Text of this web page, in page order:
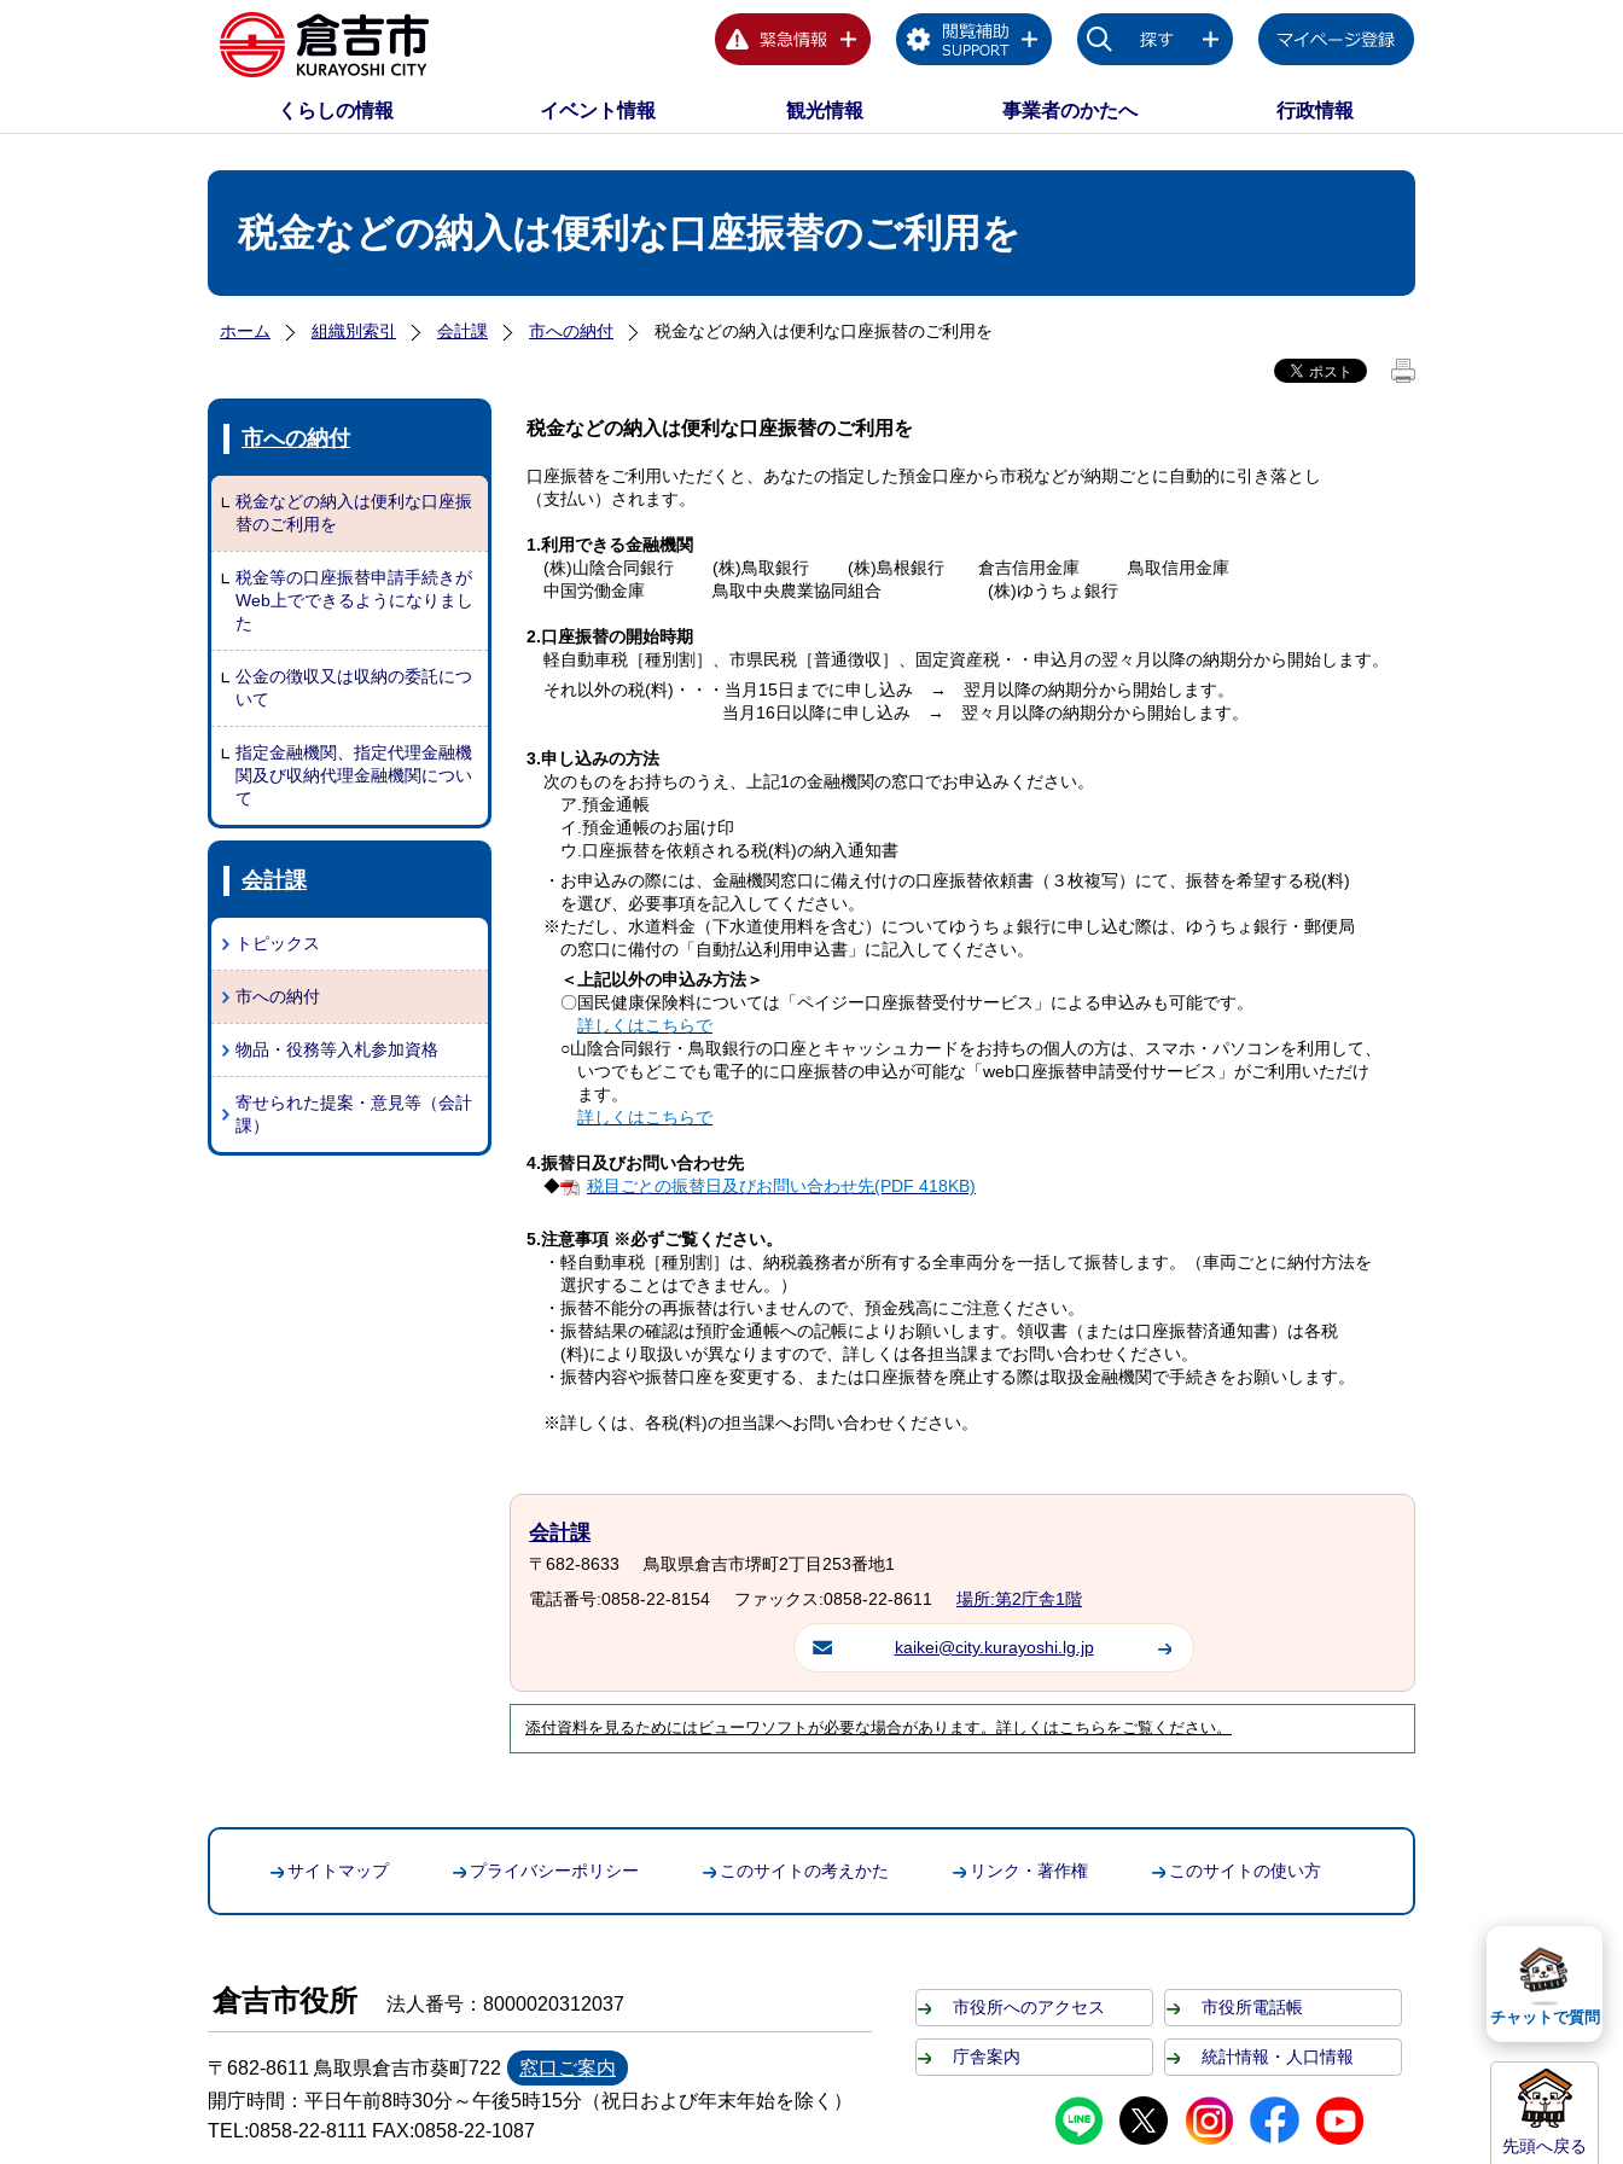
くらしの情報 イベント情報 観光情報 事業者のかたへ 行政情報
税金などの納入は便利な口座振替のご利用を
ホーム 組織別索引 会計課 市への納付 税金などの納入は便利な口座振替のご利用を
市への納付
税金などの納入は便利な口座振
替のご利用を
税金等の口座振替申請手続きが
Web上でできるようになりまし
た
公金の徴収又は収納の委託につ
いて
指定金融機関、指定代理金融機
関及び収納代理金融機関につい
て
会計課
トピックス
市への納付
物品・役務等入札参加資格
寄せられた提案・意見等（会計
課）
税金などの納入は便利な口座振替のご利用を
口座振替をご利用いただくと、あなたの指定した預金口座から市税などが納期ごとに自動的に引き落とし
（支払い）されます。
1.利用できる金融機関
(株)山陰合同銀行 (株)鳥取銀行 (株)島根銀行 倉吉信用金庫 鳥取信用金庫
中国労働金庫 鳥取中央農業協同組合 (株)ゆうちょ銀行
2.口座振替の開始時期
軽自動車税［種別割］、市県民税［普通徴収］、固定資産税・・申込月の翌々月以降の納期分から開始します。
それ以外の税(料)・・・当月15日までに申し込み → 翌月以降の納期分から開始します。
当月16日以降に申し込み → 翌々月以降の納期分から開始します。
3.申し込みの方法
次のものをお持ちのうえ、上記1の金融機関の窓口でお申込みください。
ア.預金通帳
イ.預金通帳のお届け印
ウ.口座振替を依頼される税(料)の納入通知書
・お申込みの際には、金融機関窓口に備え付けの口座振替依頼書（３枚複写）にて、振替を希望する税(料)
を選び、必要事項を記入してください。
※ただし、水道料金（下水道使用料を含む）についてゆうちょ銀行に申し込む際は、ゆうちょ銀行・郵便局
の窓口に備付の「自動払込利用申込書」に記入してください。
＜上記以外の申込み方法＞
〇国民健康保険料については「ペイジー口座振替受付サービス」による申込みも可能です。
詳しくはこちらで
○山陰合同銀行・鳥取銀行の口座とキャッシュカードをお持ちの個人の方は、スマホ・パソコンを利用して、
いつでもどこでも電子的に口座振替の申込が可能な「web口座振替申請受付サービス」がご利用いただけ
ます。
詳しくはこちらで
4.振替日及びお問い合わせ先
◆
税目ごとの振替日及びお問い合わせ先(PDF 418KB)
5.注意事項 ※必ずご覧ください。
・軽自動車税［種別割］は、納税義務者が所有する全車両分を一括して振替します。（車両ごとに納付方法を
選択することはできません。）
・振替不能分の再振替は行いませんので、預金残高にご注意ください。
・振替結果の確認は預貯金通帳への記帳によりお願いします。領収書（または口座振替済通知書）は各税
(料)により取扱いが異なりますので、詳しくは各担当課までお問い合わせください。
・振替内容や振替口座を変更する、または口座振替を廃止する際は取扱金融機関で手続きをお願いします。
※詳しくは、各税(料)の担当課へお問い合わせください。
会計課
〒682-8633
鳥取県倉吉市堺町2丁目253番地1
電話番号:0858-22-8154
ファックス:0858-22-8611 場所:第2庁舎1階
kaikei@city.kurayoshi.lg.jp
添付資料を見るためにはビューワソフトが必要な場合があります。詳しくはこちらをご覧ください。
先頭へ戻る
サイトマップ プライバシーポリシー このサイトの考えかた リンク・著作権 このサイトの使い方
倉吉市役所 法人番号：8000020312037
〒682-8611 鳥取県倉吉市葵町722
窓口ご案内
開庁時間：平日午前8時30分～午後5時15分（祝日および年末年始を除く）
TEL:0858-22-8111 FAX:0858-22-1087
市役所へのアクセス 市役所電話帳
庁舎案内 統計情報・人口情報
チャットで質問